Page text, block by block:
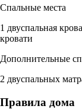
Спальные места
1 двуспальная
кровати
Дополнительные
2 двуспальных
Правила дома